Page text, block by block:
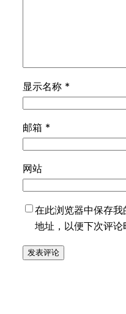
显示名称 *
邮箱 *
网站
在此浏览器中保存
地址，以便下次评论